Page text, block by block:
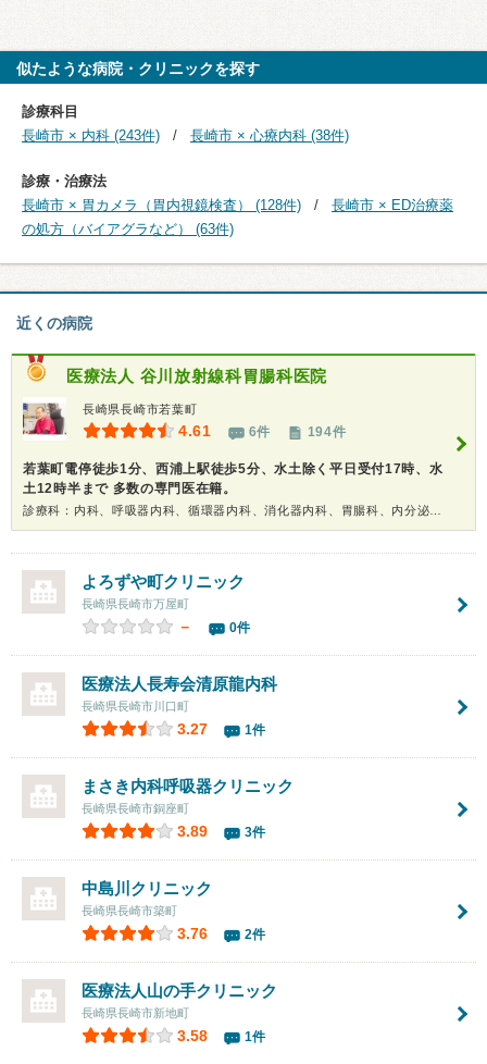
似たような病院・クリニックを探す
診療科目
長崎市 × 内科 (243件)
長崎市 × 心療内科 (38件)
診療・治療法
長崎市 × 胃カメラ（胃内視鏡検査） (128件)
長崎市 × ED治療薬
の処方（バイアグラなど） (63件)
近くの病院
医療法人 谷川放射線科胃腸科医院
長崎県長崎市若葉町
4.61 6件 194件
若葉町電停徒歩1分、西浦上駅徒歩5分、水土除く平日受付17時、水
土12時半まで 多数の専門医在籍。
よろずや町クリニック
長崎県長崎市万屋町
－ 0件
医療法人長寿会清原龍内科
長崎県長崎市川口町
3.27 1件
まさき内科呼吸器クリニック
長崎県長崎市銅座町
3.89 3件
中島川クリニック
長崎県長崎市築町
3.76 2件
医療法人山の手クリニック
長崎県長崎市新地町
3.58 1件